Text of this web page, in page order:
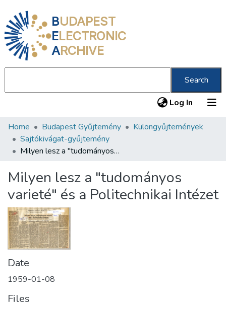
BUDAPEST
ELECTRONIC
ARCHIVE
Search
Log In (current)
Communities & Collections
All of DSpace
About us
Home Budapest Gyűjtemény
Különgyűjtemények
Sajtókivágat-gyűjtemény
Milyen lesz a "tudományos varieté" és a Politechnikai Intézet
Milyen lesz a "tudományos
varieté" és a Politechnikai Intézet
Date
1959-01-08
Files